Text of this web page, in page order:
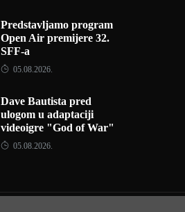
Predstavljamo program
Open Air premijere 32.
SFF-a
05.08.2026.
Dave Bautista pred
ulogom u adaptaciji
videoigre "God of War"
05.08.2026.